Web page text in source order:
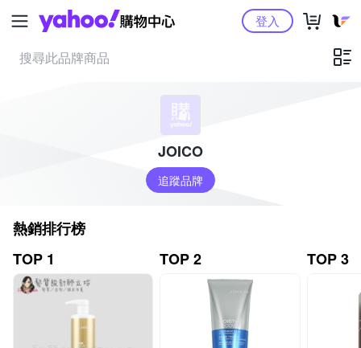
Yahoo購物中心登入
JOICO
追蹤品牌
熱銷排行榜
TOP 1
TOP 2 TOP 3